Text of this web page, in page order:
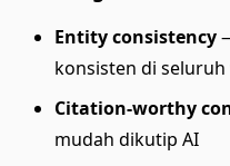
Entity consistency
konsisten di seluruh
Citation-worthy
mudah dikutip AI